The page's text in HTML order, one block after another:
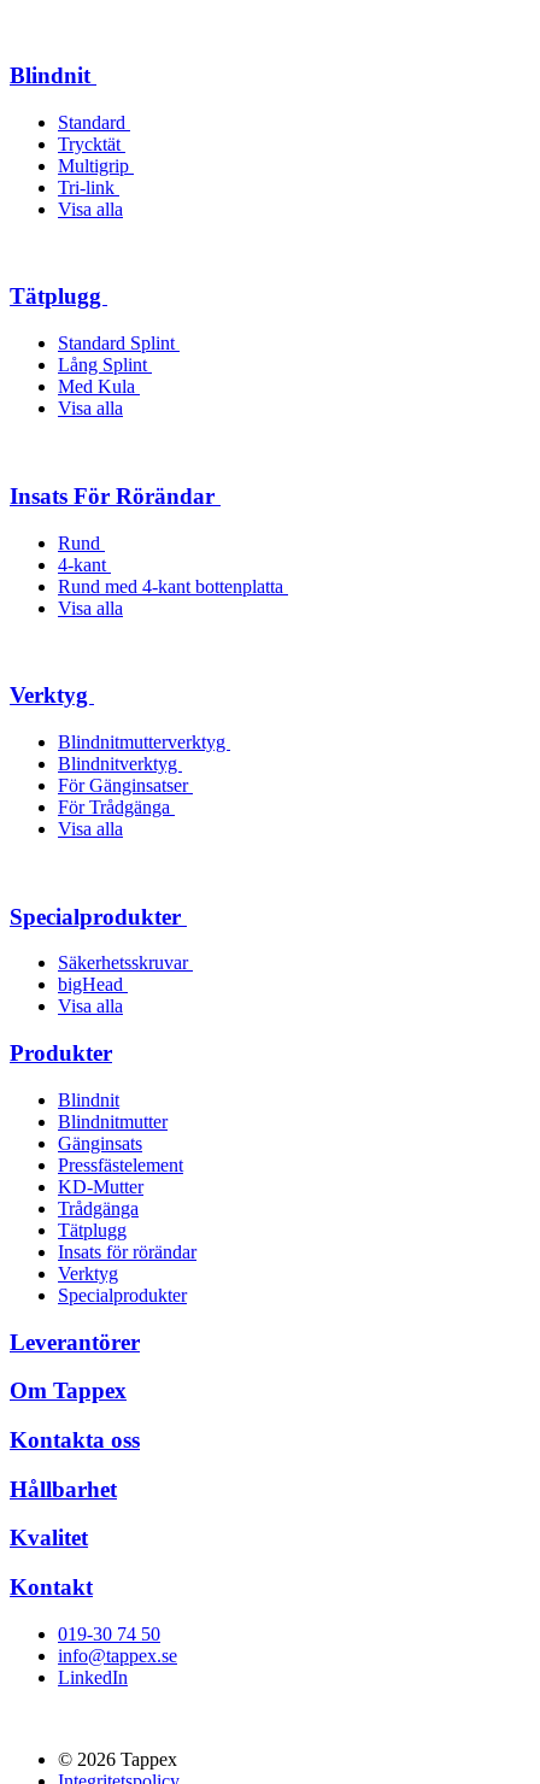
Blindnit
Standard
Trycktät
Multigrip
Tri-link
Visa alla
Tätplugg
Standard Splint
Lång Splint
Med Kula
Visa alla
Insats För Rörändar
Rund
4-kant
Rund med 4-kant bottenplatta
Visa alla
Verktyg
Blindnitmutterverktyg
Blindnitverktyg
För Gänginsatser
För Trådgänga
Visa alla
Specialprodukter
Säkerhetsskruvar
bigHead
Visa alla
Produkter
Blindnit
Blindnitmutter
Gänginsats
Pressfästelement
KD-Mutter
Trådgänga
Tätplugg
Insats för rörändar
Verktyg
Specialprodukter
Leverantörer
Om Tappex
Kontakta oss
Hållbarhet
Kvalitet
Kontakt
019-30 74 50
info@tappex.se
LinkedIn
© 2026 Tappex